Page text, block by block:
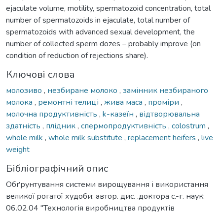
ejaculate volume, motility, spermatozoid concentration, total
number of spermatozoids in ejaculate, total number of
spermatozoids with advanced sexual development, the
number of collected sperm dozes – probably improve (on
condition of reduction of rejections share).
Ключові слова
молозиво , незбиране молоко , замінник незбираного
молока , ремонтні телиці , жива маса , проміри ,
молочна продуктивність , k-казеїн , відтворювальна
здатність , плідник, спермопродуктивність , colostrum ,
whole milk , whole milk substitute , replacement heifers , live
weight
Бібліографічний опис
Обґрунтування системи вирощування і використання
великої рогатої худоби: автор. дис. .доктора с.-г. наук:
06.02.04 "Технологія виробництва продуктів